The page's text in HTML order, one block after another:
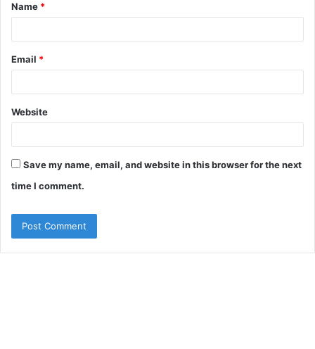
*
Name *
Email *
Website
Save my name, email, and website in this browser for the next
time I comment.